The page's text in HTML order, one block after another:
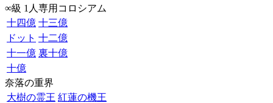
∞級 1人専用コロシアム
十四億 十三億
ドット 十二億
十一億 裏十億
十億
奈落の重界
大樹の霊王 紅蓮の機王